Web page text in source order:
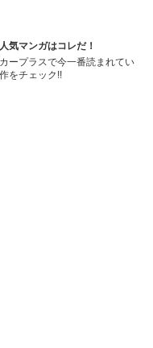
気マンガはコレだ！
ープラスで今一番読まれてい
をチェック!!